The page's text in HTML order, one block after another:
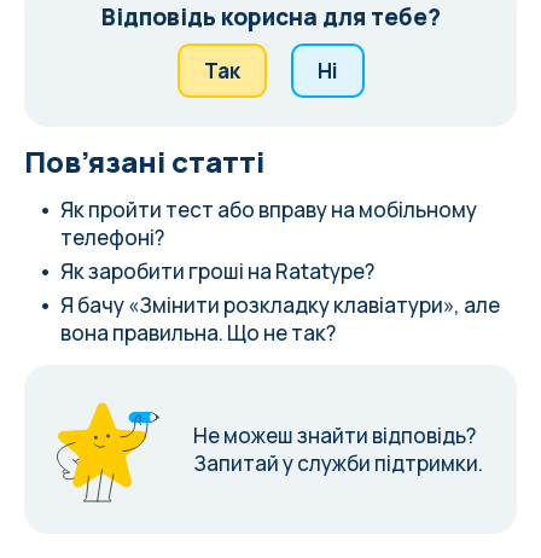
Відповідь корисна для тебе?
Так Ні
Пов’язані статті
Як пройти тест або вправу на мобільному
телефоні?
Як заробити гроші на Ratatype?
Я бачу «Змінити розкладку клавіатури», але
вона правильна. Що не так?
Не можеш знайти відповідь?
Запитай у служби підтримки.